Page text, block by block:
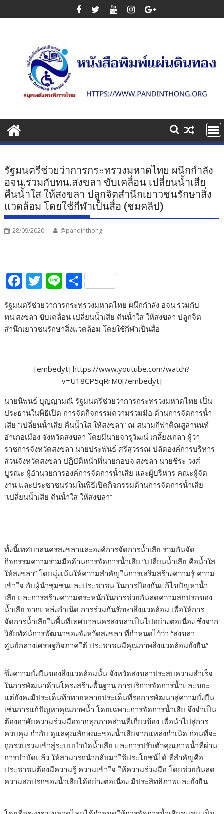
to
รัฐมนตรีช่วยว่าการกระทรวงมหาดไทย ผนึกกำลัง
อจน.ร่วมกับทน.สงขลา ขับเคลื่อน เปลี่ยนน้ำเสีย
คืนน้ำใส ให้สงขลา ปลูกจิตสำนึกเยาวชนรักษาสิ่ง
แวดล้อม โดยใช้กีฬาเป็นสื่อ (ชมคลิป)
28/09/2020 @pandinthong
F
ac
e
b
T
w
itt
er
Li
e
S
ar
e
รัฐมนตรีช่วยว่าการกระทรวงมหาดไทย ผนึกกำลัง อจน.ร่วมกับ
ทน.สงขลา ขับเคลื่อน เปลี่ยนน้ำเสีย คืนน้ำใส ให้สงขลา ปลูกจิต
สำนึกเยาวชนรักษาสิ่งแวดล้อม โดยใช้กีฬาเป็นสื่อ
[embedyt] https://www.youtube.com/watch?
v=U18CP5qRrM0[/embedyt]
นายนิพนธ์ บุญญามณี รัฐมนตรีช่วยว่าการกระทรวงมหาดไทย เป็น
ประธานในพิธีเปิด การจัดกิจกรรมความร่วมมือ ด้านการจัดการน้ำ
เสีย “เปลี่ยนน้ำเสีย คืนน้ำใส ให้สงขลา” ณ สนามกีฬาติณสูลานนท์
อำเภอเมือง จังหวัดสงขลา โดยมีนายจารุวัฒน์ เกลี้ยงเกลา ผู้ว่า
ราชการจังหวัดสงขลา นายประพันธ์ ศรีสุวรรณ ปลัดองค์การบริหาร
ส่วนจังหวัดสงขลา ปฏิบัติหน้าที่นายกอบจ.สงขลา นายชีระ วงศ์
บูรณะ ผู้อำนวยการองค์การจัดการน้ำเสีย และผู้บริหาร คณะผู้จัด
งาน และประชาชนร่วมในพิธีเปิดกิจกรรมด้านการจัดการน้ำเสีย
“เปลี่ยนน้ำเสีย คืนน้ำใส ให้สงขลา”
ทั้งนี้เทศบาลนครสงขลาและองค์การจัดการน้ำเสีย ร่วมกันจัด
กิจกรรมความร่วมมือด้านการจัดการน้ำเสีย “เปลี่ยนน้ำเสีย คือน้ำใส
ให้สงขลา” โดยมุ่งเน้นให้ความสำคัญในการเสริมสร้างความรู้ ความ
เข้าใจ กับผู้นำชุมชนและประชาชน ในการป้องกันแก้ไขปัญหาน้ำ
เสีย และการสร้างความตระหนักในการช่วยกันลดความสกปรกของ
น้ำเสีย จากแหล่งกำเนิด การร่วมกันรักษาสิ่งแวดล้อม เพื่อให้การ
จัดการน้ำเสียในพื้นที่เทศบาลนครสงขลาเป็นไปอย่างต่อเนื่อง ซึ่งจาก
วิสัยทัศน์การพัฒนาของจังหวัดสงขลา ที่กำหนดไว้ว่า “สงขลา
ศูนย์กลางเศรษฐกิจภาคใต้ ประชาชนมีคุณภาพสิ่งแวดล้อมยั่งยืน”
ซึ่งความยั่งยืนของสิ่งแวดล้อมนั้น จังหวัดสงขลาประสบความสำเร็จ
ในการพัฒนาด้านโครงสร้างพื้นฐาน การบริการจัดการน้ำและขยะ
แต่ยังคงมีประเด็นท้าทายหลายประเด็นที่รอการพัฒนาสู่ความยั่งยืน
เช่นการแก้ปัญหาคุณภาพน้ำ โดยเฉพาะการจัดการน้ำเสีย จึงจำเป็น
ต้องอาศัยความร่วมมือจากทุกภาคส่วนที่เกี่ยวข้อง เพื่อนำไปสู่การ
ควบคุม กำกับ ดูแลคุณลักษณะของน้ำเสียจากแหล่งกำเนิด ก่อนที่จะ
ถูกรวบรวมเข้าสู่ระบบบำบัดน้ำเสีย และการปรับตัวคุณภาพน้ำที่ผ่าน
การบำบัดแล้ว ให้สามารถนำกลับมาใช้ประโยชน์ได้ ที่สำคัญคือ
ประชาชนต้องมีความรู้ ความเข้าใจ ให้ความร่วมมือ โดยช่วยกันลด
ความสกปรกของน้ำเสียได้อย่างต่อเนื่อง มีประสิทธิภาพและยั่งยืน